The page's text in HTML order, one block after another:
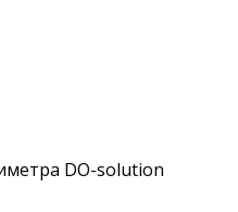
DO-solution